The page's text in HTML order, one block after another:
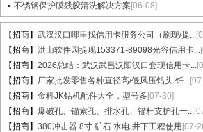
不锈钢保护膜残胶清洗解决方案 [06-08]
【招商】 武汉汉口哪里找信用卡服务公司（刷现/提...
【招商】 洪山软件园提现153371-89098光谷信用卡...
【招商】 2026总结：武汉武昌汉阳汉口套现信用卡...
【招商】 厂家批发零售各种直径高/低风压钻头 钎...
【招商】 金科JK钻机配件大全，型号多 [07-30]
【招商】 爆破孔、锚索孔、排水孔、锚杆支护孔一...
【招商】 380冲击器 8寸 矿石 水电 井下工程使用 [07-